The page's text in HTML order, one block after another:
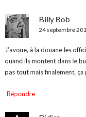
Billy Bob
24 septembre
J’avoue, à la douane les
quand ils montent dans le
pas tout mais finalement, ça
Répondre